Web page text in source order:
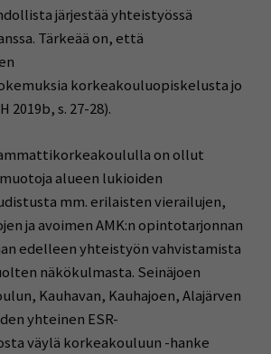
järjestää yhteistyössä
Tärkeää on, että
korkeakouluopiskelusta jo
2019b, s. 27-28).
on ollut
alueen lukioiden
mm. erilaisten vierailujen,
ja avoimen AMK:n opintotarjonnan
edelleen yhteistyön vahvistamista
näkökulmasta. Seinäjoen
Kauhavan, Kauhajoen, Alajärven
yhteinen ESR-
väylä korkeakouluun -hanke